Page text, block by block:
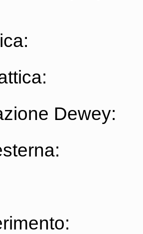
Dewey: